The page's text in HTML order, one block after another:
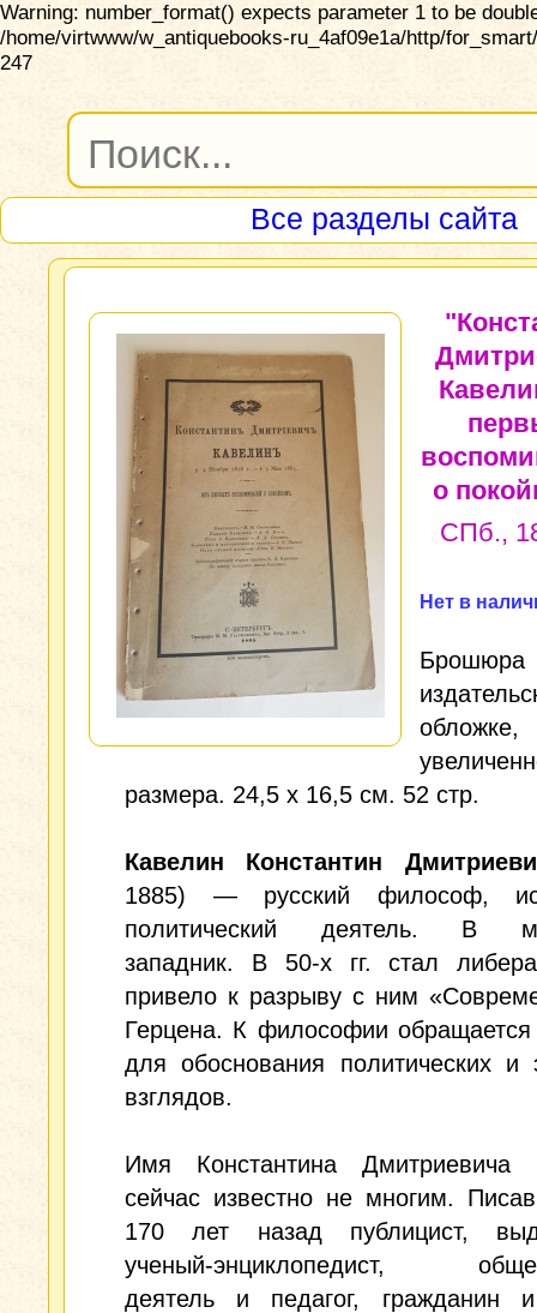
Warning: number_format() expects parameter 1 to be
/home/virtwww/w_antiquebooks-ru_4af09e1a/http/
247
Все разделы сайта
о
СПб.,
Нет в
обложке,
размера. 24,5 х 16,5 см. 52 стр.
Кавелин Константин
1885) — русский философ,
политический деятель. В
западник. В 50-х гг. стал
привело к разрыву с ним
Герцена. К философии обращается
для обоснования политических и
взглядов.
Имя Константина Дмитриевича
сейчас известно не многим.
170 лет назад публицист,
ученый-энциклопедист,
деятель и педагог, гражданин